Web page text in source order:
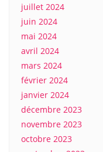
juillet 2024
juin 2024
mai 2024
avril 2024
mars 2024
février 2024
janvier 2024
décembre 2023
novembre 2023
octobre 2023